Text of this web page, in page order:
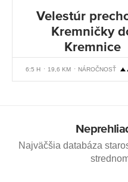
Velestúr
Kremničky
Kremnice
6:5 H 19,6 KM NÁROČNOSŤ
Najväčšia databáza